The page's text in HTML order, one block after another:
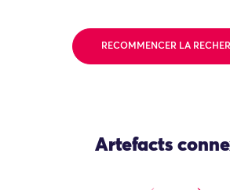
RECOMMENCER LA
Artefacts